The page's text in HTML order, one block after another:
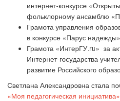
интернет-конкурсе
фольклорному ансамблю
Грамота управления
в конкурсе «Парус надежды»
Грамота «ИнтерГУ.ru» за
Интернет-государства
развитие Российского
Светлана Александровна стала
«Моя педагогическая инициатива»